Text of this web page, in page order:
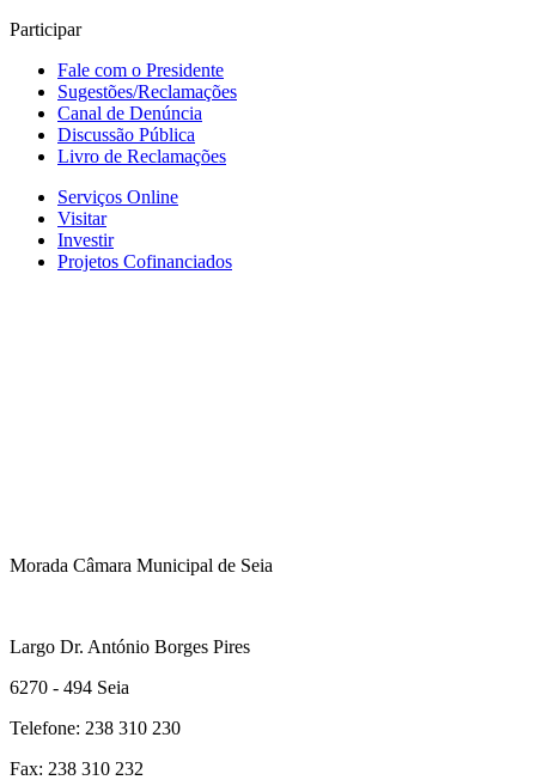
Participar
Fale com o Presidente
Sugestões/Reclamações
Canal de Denúncia
Discussão Pública
Livro de Reclamações
Serviços Online
Visitar
Investir
Projetos Cofinanciados
Morada Câmara Municipal de Seia
Largo Dr. António Borges Pires
6270 - 494 Seia
Telefone: 238 310 230
Fax: 238 310 232